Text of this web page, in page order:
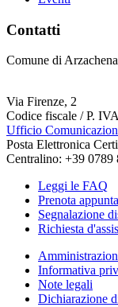
Contatti
Comune di Arzachena
Via Firenze, 2
Codice fiscale / P.
Ufficio
Posta Elettronica
Centralino: +39 0789
Leggi le FAQ
Prenota
Segnalazione
Richiesta
Informativa
Note legali
Dichiarazione